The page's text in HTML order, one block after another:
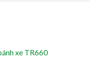
xe TR660